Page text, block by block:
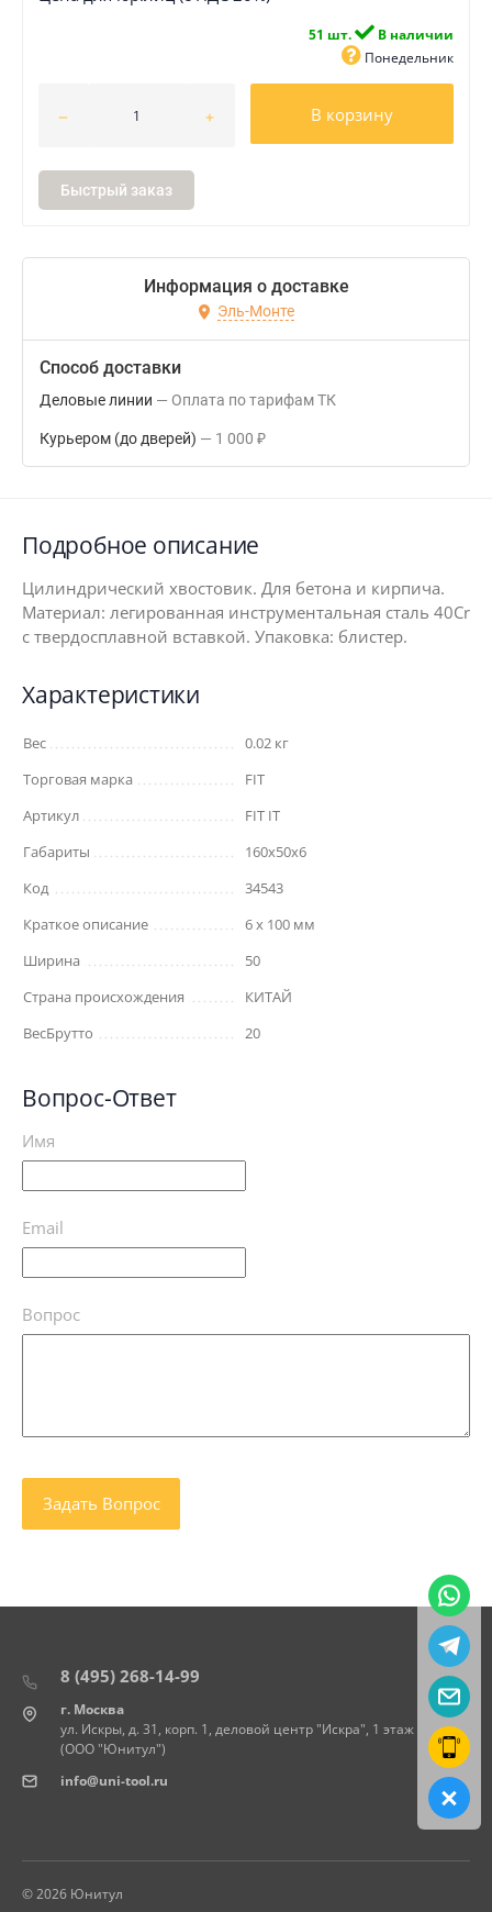
51 шт.
В наличии
Понедельник
В корзину
Быстрый заказ
Информация о доставке
Эль-Монте
Способ доставки
Деловые линии Оплата по тарифам ТК
Курьером (до дверей) 1 000 ₽
Подробное описание
Цилиндрический хвостовик. Для бетона и кирпича.
Материал: легированная инструментальная сталь 40Cr
с твердосплавной вставкой. Упаковка: блистер.
Характеристики
Вес
0.02 кг
Торговая марка
FIT
Артикул
FIT IT
Габариты
160x50x6
Код
34543
Краткое описание
6 х 100 мм
Ширина
50
Страна происхождения
КИТАЙ
ВесБрутто
20
Вопрос-Ответ
Имя
Email
Вопрос
8 (495) 268-14-99
г. Москва
ул. Искры, д. 31, корп. 1, деловой центр "Искра", 1 этаж
(ООО "Юнитул")
info@uni-tool.ru
© 2026 Юнитул